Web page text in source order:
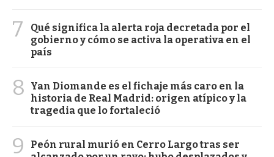
7
Qué significa la alerta roja decretada por el
gobierno y cómo se activa la operativa en el
país
8
Yan Diomande es el fichaje más caro en la
historia de Real Madrid: origen atípico y la
tragedia que lo fortaleció
9
Peón rural murió en Cerro Largo tras ser